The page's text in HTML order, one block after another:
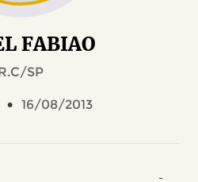
FABIAO
SP
16/08/2013
-